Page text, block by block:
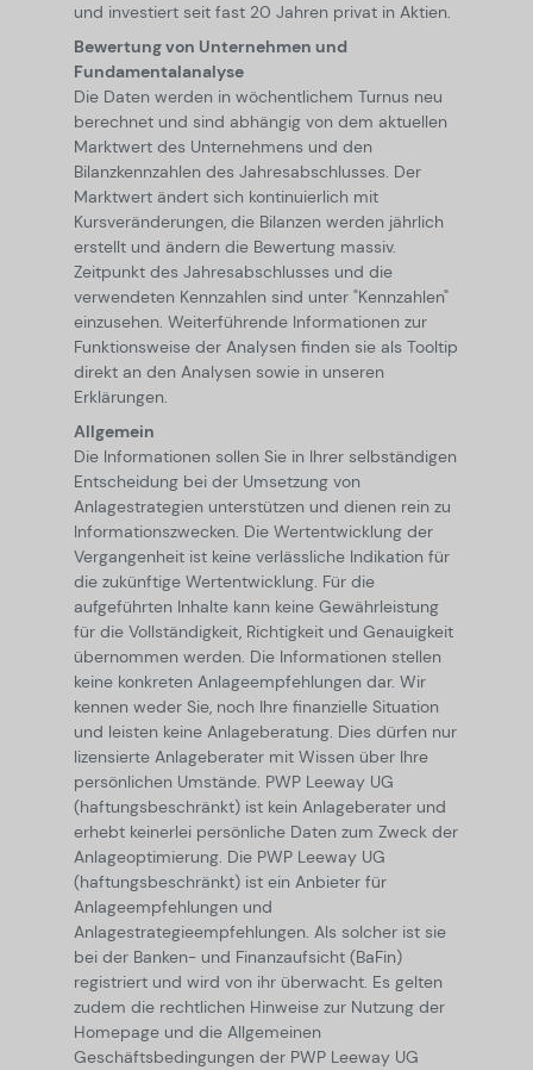
und investiert seit fast 20 Jahren privat in Aktien.
Bewertung von Unternehmen und
Fundamentalanalyse
Die Daten werden in wöchentlichem Turnus neu
berechnet und sind abhängig von dem aktuellen
Marktwert des Unternehmens und den
Bilanzkennzahlen des Jahresabschlusses. Der
Marktwert ändert sich kontinuierlich mit
Kursveränderungen, die Bilanzen werden jährlich
erstellt und ändern die Bewertung massiv.
Zeitpunkt des Jahresabschlusses und die
verwendeten Kennzahlen sind unter "Kennzahlen"
einzusehen. Weiterführende Informationen zur
Funktionsweise der Analysen finden sie als Tooltip
direkt an den Analysen sowie in unseren
Erklärungen.
Allgemein
Die Informationen sollen Sie in Ihrer selbständigen
Entscheidung bei der Umsetzung von
Anlagestrategien unterstützen und dienen rein zu
Informationszwecken. Die Wertentwicklung der
Vergangenheit ist keine verlässliche Indikation für
die zukünftige Wertentwicklung. Für die
aufgeführten Inhalte kann keine Gewährleistung
für die Vollständigkeit, Richtigkeit und Genauigkeit
übernommen werden. Die Informationen stellen
keine konkreten Anlageempfehlungen dar. Wir
kennen weder Sie, noch Ihre finanzielle Situation
und leisten keine Anlageberatung. Dies dürfen nur
lizensierte Anlageberater mit Wissen über Ihre
persönlichen Umstände. PWP Leeway UG
(haftungsbeschränkt) ist kein Anlageberater und
erhebt keinerlei persönliche Daten zum Zweck der
Anlageoptimierung. Die PWP Leeway UG
(haftungsbeschränkt) ist ein Anbieter für
Anlageempfehlungen und
Anlagestrategieempfehlungen. Als solcher ist sie
bei der Banken- und Finanzaufsicht (BaFin)
registriert und wird von ihr überwacht. Es gelten
zudem die rechtlichen Hinweise zur Nutzung der
Homepage und die Allgemeinen
Geschäftsbedingungen der PWP Leeway UG